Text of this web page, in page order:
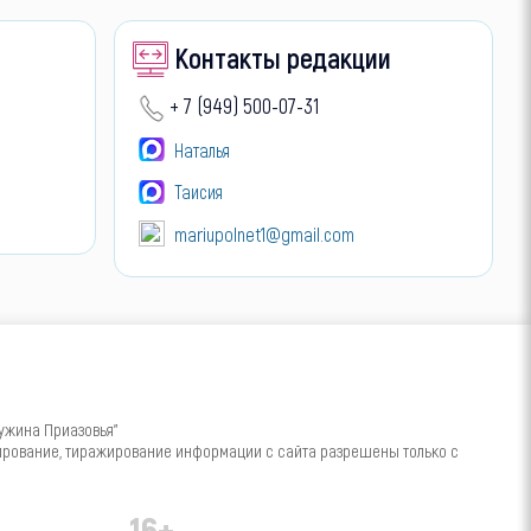
Контакты редакции
+ 7 (949) 500-07-31
Наталья
Таисия
mariupolnet1@gmail.com
Приазовья"
тиражирование информации с сайта разрешены только с